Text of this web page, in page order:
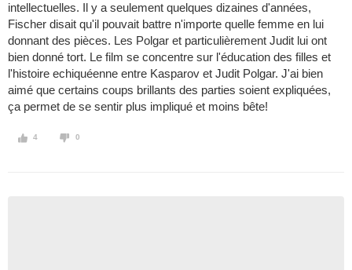
intellectuelles. Il y a seulement quelques dizaines d'années,
Fischer disait qu'il pouvait battre n'importe quelle femme en lui
donnant des pièces. Les Polgar et particulièrement Judit lui ont
bien donné tort. Le film se concentre sur l'éducation des filles et
l'histoire echiquéenne entre Kasparov et Judit Polgar. J'ai bien
aimé que certains coups brillants des parties soient expliquées,
ça permet de se sentir plus impliqué et moins bête!
4 0